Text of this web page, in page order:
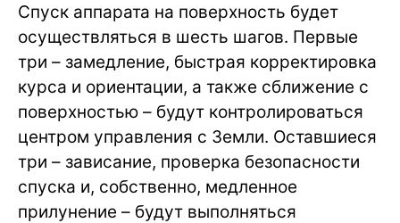
Спуск аппарата на поверхность будет
осуществляться в шесть шагов. Первые
три – замедление, быстрая корректировка
курса и ориентации, а также сближение с
поверхностью – будут контролироваться
центром управления с Земли. Оставшиеся
три – зависание, проверка безопасности
спуска и, собственно, медленное
прилунение – будут выполняться